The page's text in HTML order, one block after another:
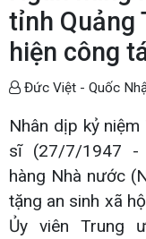
tỉnh Quảng
hiện công
Đức Việt - Quốc
Nhân dịp kỷ
sĩ (27/7/1947 -
hàng Nhà nước
tặng an sinh xã
Ủy viên Trung